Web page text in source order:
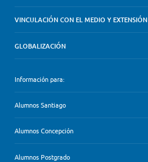
VINCULACIÓN CON EL MEDIO Y EXTENSIÓN
GLOBALIZACIÓN
Información para:
Alumnos Santiago
Alumnos Concepción
Alumnos Postgrado